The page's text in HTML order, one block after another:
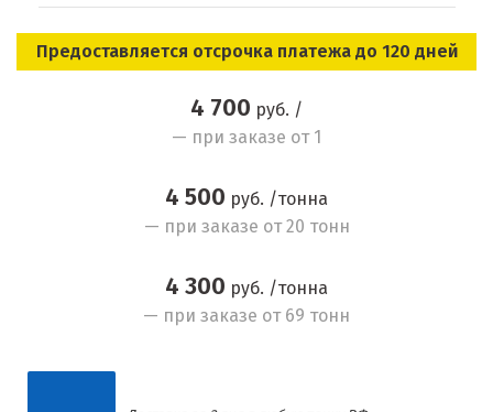
Предоставляется отсрочка платежа до 120 дней
4 700 руб. /
— при заказе от 1
4 500 руб. /тонна
— при заказе от 20 тонн
4 300 руб. /тонна
— при заказе от 69 тонн